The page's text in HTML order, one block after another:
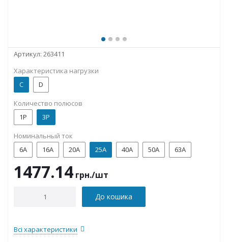
Артикул: 263411
Характеристика нагрузки
C
D
Количество полюсов
1P
3P
Номинальный ток
6А
16А 20А 25А 40А 50А 63А
1477.14 грн./шт
До кошика
Всі характеристики